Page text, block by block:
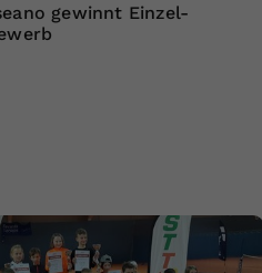
gewinnt Einzel-